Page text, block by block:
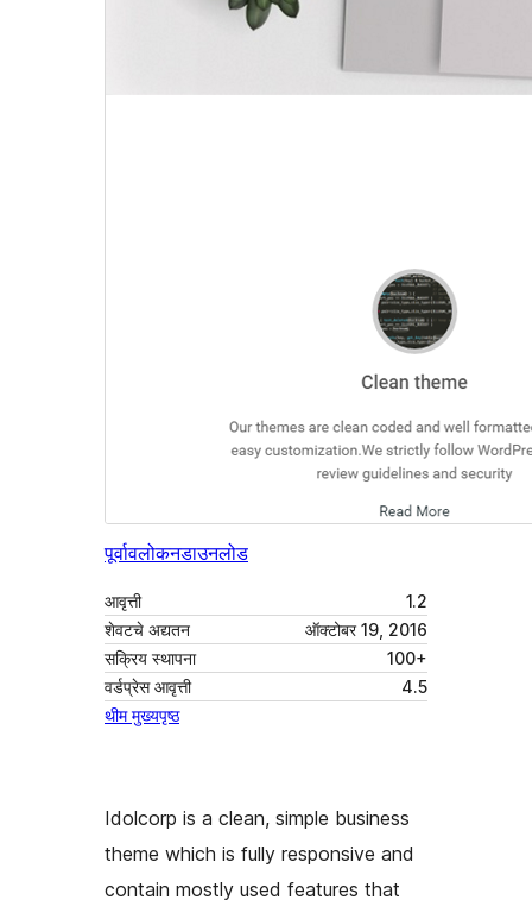
पूर्वावलोकनडाउनलोड
आवृत्ती
1.2
शेवटचे अद्यतन
ऑक्टोबर 19, 2016
सक्रिय स्थापना
100+
वर्डप्रेस आवृत्ती
4.5
थीम मुख्यपृष्ठ
Idolcorp is a clean, simple business
theme which is fully responsive and
contain mostly used features that